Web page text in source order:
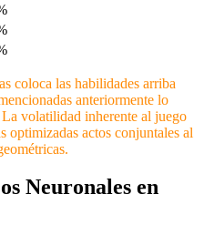
coloca las habilidades arriba
anteriormente lo
volatilidad inherente al juego
optimizadas actos conjuntales al
Neuronales en